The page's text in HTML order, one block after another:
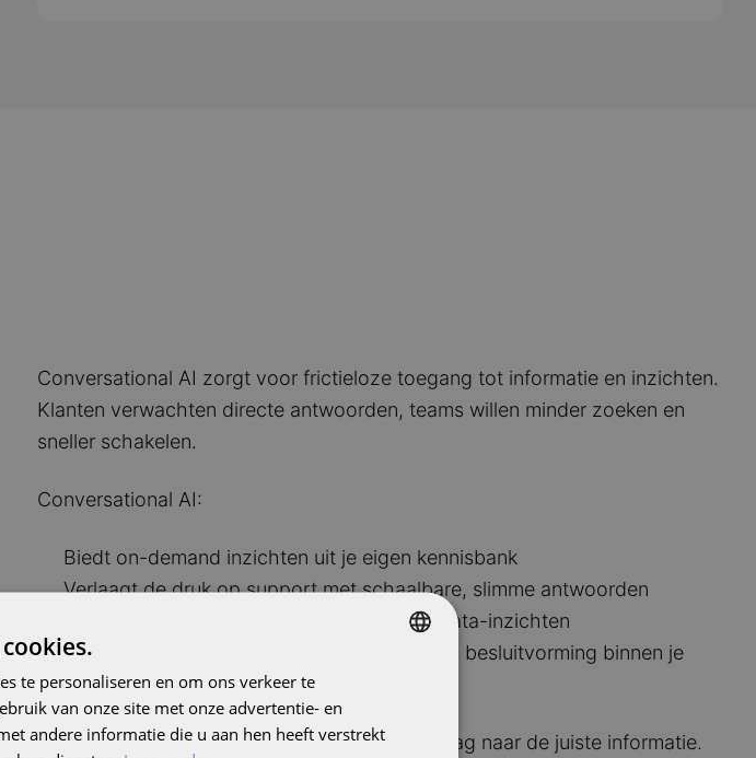
Conversational AI zorgt voor frictieloze toegang tot informatie en inzichten.
Klanten verwachten directe antwoorden, teams willen minder zoeken en
sneller schakelen.
Conversational AI:
Biedt on-demand inzichten uit je eigen kennisbank
Verlaagt de druk op support met schaalbare, slimme antwoorden
Versnelt sales en marketing door realtime data-inzichten
Bevordert een leercultuur en data-gedreven besluitvorming binnen je
organisatie
Gemiddeld zoeken medewerkers 2,4 uur per dag naar de juiste informatie.
te personaliseren en om ons verkeer te
van onze site met onze advertentie- en
andere informatie die u aan hen heeft verstrekt